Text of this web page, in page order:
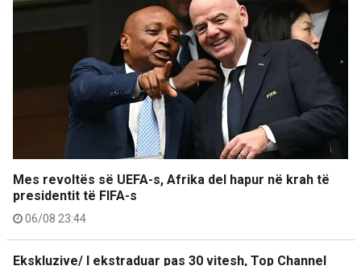
Mes revoltës së UEFA-s, Afrika del hapur në krah të
presidentit të FIFA-s
06/08 23:44
Ekskluzive/ I ekstraduar pas 30 vitesh, Top Channel